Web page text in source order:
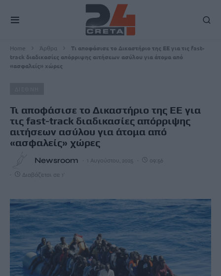
Home Άρθρα
Τι αποφάσισε το Δικαστήριο της ΕΕ για τις fast-
track διαδικασίες απόρριψης αιτήσεων ασύλου για άτομα από
«ασφαλείς» χώρες
Τι αποφάσισε το Δικαστήριο της ΕΕ για
τις fast-track διαδικασίες απόρριψης
αιτήσεων ασύλου για άτομα από
«ασφαλείς» χώρες
Newsroom 1 Αυγούστου, 2025 09:56
Διαβάζεται σε 1'